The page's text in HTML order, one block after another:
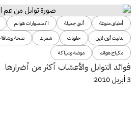
أطباق منوعة أنتي جميلة اكسسوارات هوانم
بنانيت أون لاين
حلويات شعرك صحة ورشاقة
مكياج هوانم
موضة وشياكة
فوائد التوابل والأعشاب أكثر من أضرارها
3 أبريل 2010